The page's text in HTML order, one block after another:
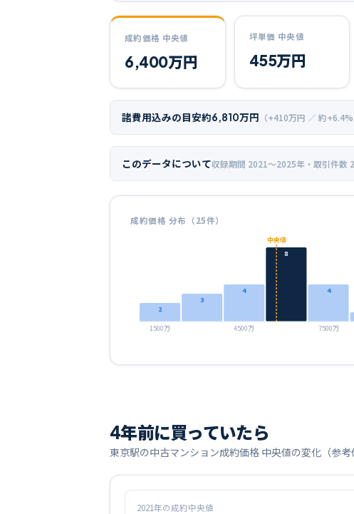
成約価格 中央値
6,400万円
坪単価 中央値
455万円
諸費用込みの目安約6,810万円 （+410万円 ／ 約+6.4%
このデータについて収録期間 2021〜2025年 ・取引件数
成約価格 分布（25件）
2
3
4
8
4
1500万 4500万 7500万
中央値
4年前に買っていたら
東京駅の中古マンション成約価格 中央値の変化（参考
2021年の成約中央値